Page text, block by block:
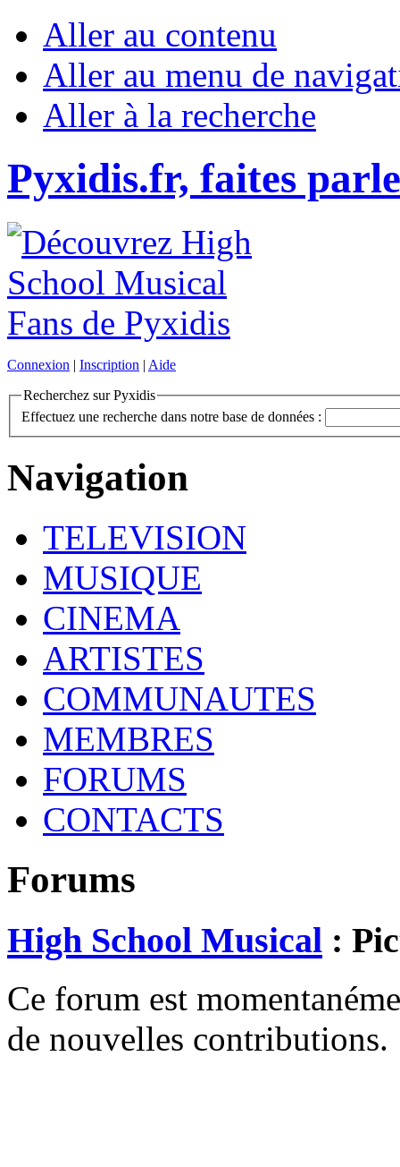
Aller au contenu
Aller au menu de
Aller à la recherche
Pyxidis.fr, faites
Connexion | Inscription | Aide
Recherchez sur Pyxidis
Effectuez une recherche dans notre base de données :
Navigation
TELEVISION
MUSIQUE
CINEMA
ARTISTES
COMMUNAUTES
MEMBRES
FORUMS
CONTACTS
Forums
High School Musical :
Ce forum est
de nouvelles contributions.